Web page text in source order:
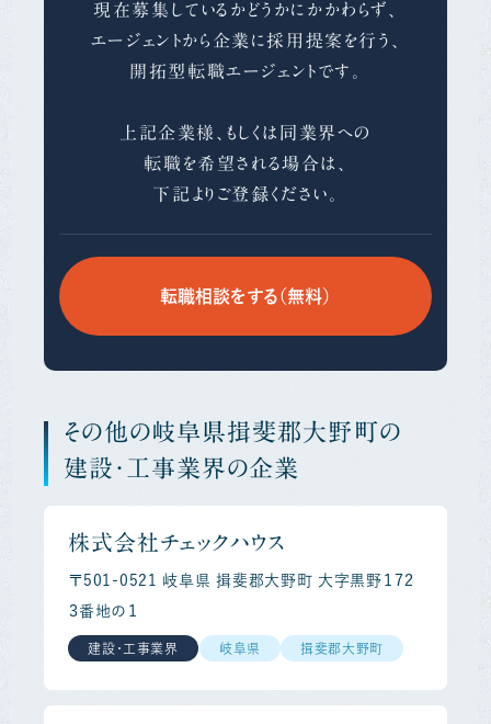
現在募集しているかどうかにかかわらず、
エージェントから企業に採用提案を行う、
開拓型転職エージェントです。
上記企業様、もしくは同業界への
転職を希望される場合は、
下記よりご登録ください。
転職相談をする（無料）
その他の岐阜県揖斐郡大野町の
建設・工事業界の企業
株式会社チェックハウス
〒501-0521 岐阜県 揖斐郡大野町 大字黒野１７２
３番地の１
建設・工事業界 岐阜県 揖斐郡大野町